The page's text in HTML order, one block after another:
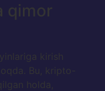
qimor
kirish
Bu, kripto-
holda,